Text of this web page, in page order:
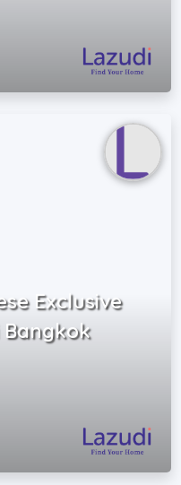
Exclusive
Bangkok